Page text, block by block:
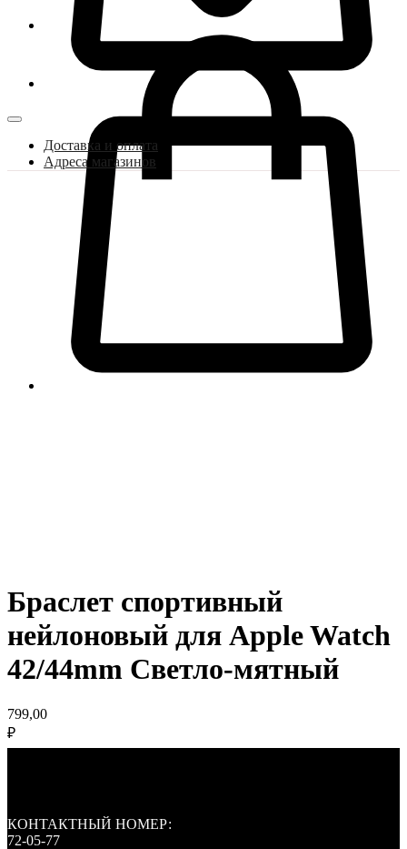
Доставка и оплата
Адреса магазинов
Браслет спортивный
нейлоновый для Apple Watch
42/44mm Светло-мятный
799,00
₽
КОНТАКТНЫЙ НОМЕР:
72-05-77